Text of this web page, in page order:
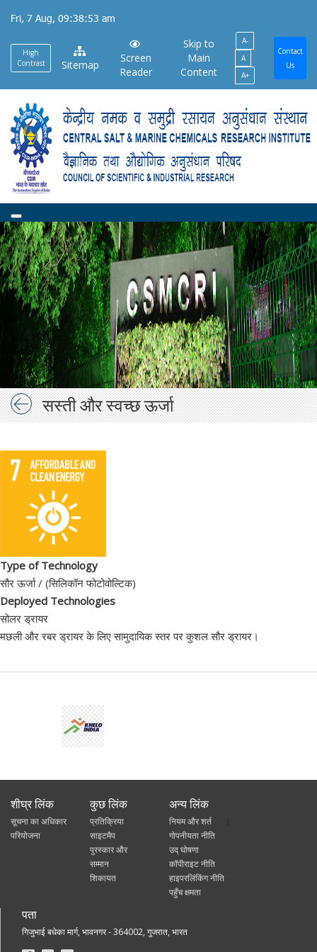
main
content
Fri, 7 Aug, 09:38:53 am
High
Contrast
Sitemap
Screen
Reader
Skip to
Main
Content
A-
A
A+
Contact
Us
सस्ती और स्वच्छ ऊर्जा
Type of Technology
सौर ऊर्जा / (सिलिकॉन फोटोवोल्टिक)
Deployed Technologies
सोलर ड्रायर
मछली और रबर ड्रायर के लिए सामुदायिक स्तर पर कुशल सौर ड्रायर।
शीघ्र लिंक
सूचना का अधिकार
परियोजना
कुछ लिंक
प्रतिक्रिया
साइटमैप
पुरस्कार और
सम्मान
शिकायत
अन्य लिंक
नियम और शर्त
गोपनीयता नीति
उद् घोषणा
कॉपीराइट नीति
हाइपरलिंकिंग नीति
पहुँच क्षमता
पता
गिजुभाई बधेका मार्ग, भावनगर - 364002, गुजरात, भारत